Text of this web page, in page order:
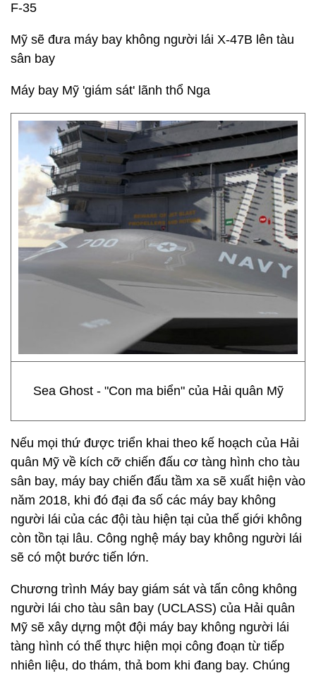
F-35
Mỹ sẽ đưa máy bay không người lái X-47B lên tàu
sân bay
Máy bay Mỹ 'giám sát' lãnh thổ Nga
Sea Ghost - "Con ma biển" của Hải quân Mỹ
Nếu mọi thứ được triển khai theo kế hoạch của Hải
quân Mỹ về kích cỡ chiến đấu cơ tàng hình cho tàu
sân bay, máy bay chiến đấu tầm xa sẽ xuất hiện vào
năm 2018, khi đó đại đa số các máy bay không
người lái của các đội tàu hiện tại của thế giới không
còn tồn tại lâu. Công nghệ máy bay không người lái
sẽ có một bước tiến lớn.
Chương trình Máy bay giám sát và tấn công không
người lái cho tàu sân bay (UCLASS) của Hải quân
Mỹ sẽ xây dựng một đội máy bay không người lái
tàng hình có thể thực hiện mọi công đoạn từ tiếp
nhiên liệu, do thám, thả bom khi đang bay. Chúng